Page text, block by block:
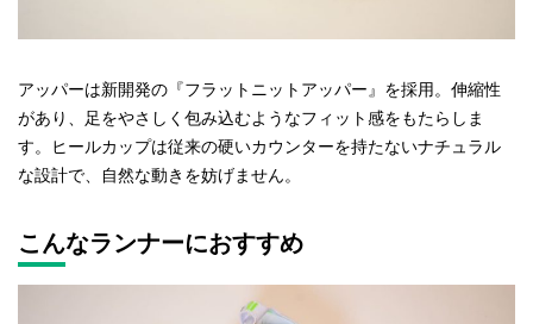
アッパーは新開発の『フラットニットアッパー』を採用。伸縮性
があり、足をやさしく包み込むようなフィット感をもたらしま
す。ヒールカップは従来の硬いカウンターを持たないナチュラル
な設計で、自然な動きを妨げません。
こんなランナーにおすすめ